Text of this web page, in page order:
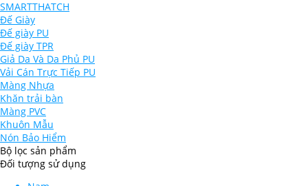
SMARTTHATCH
Đế Giày
Đế giày PU
Đế giày TPR
Giả Da Và Da Phủ PU
Vải Cán Trực Tiếp PU
Màng Nhựa
Khăn trải bàn
Màng PVC
Khuôn Mẫu
Nón Bảo Hiểm
Bộ lọc sản phẩm
Đối tượng sử dụng